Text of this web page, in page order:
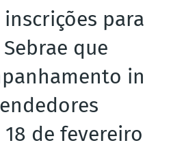
para
que
in
de fevereiro